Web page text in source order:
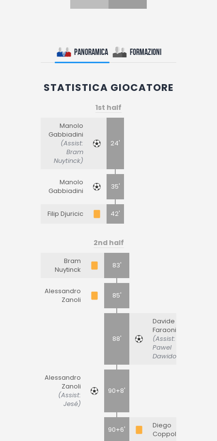
Panoramica Formazioni
STATISTICA GIOCATORE
1st half
Manolo
Gabbiadini
(Assist:
Bram
Nuytinck)
24'
Manolo
Gabbiadini
35'
Filip Djuricic 42'
2nd half
Bram
Nuytinck
83'
Alessandro
Zanoli
85'
88'
Davide
Faraoni
(Assist:
Pawel
Dawidowicz)
Alessandro
Zanoli
(Assist:
Jesé)
90+8'
90+6'
Diego
Coppola